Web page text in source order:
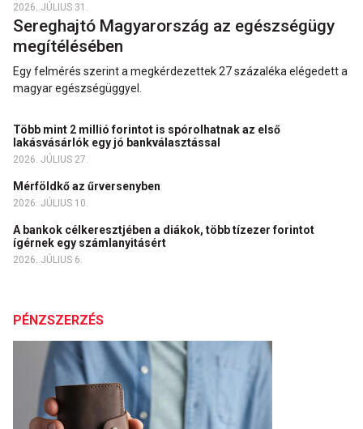
2026. JÚLIUS 31.
Sereghajtó Magyarország az egészségügy
megítélésében
Egy felmérés szerint a megkérdezettek 27 százaléka elégedett a
magyar egészségüggyel.
Több mint 2 millió forintot is spórolhatnak az első
lakásvásárlók egy jó bankválasztással
2026. JÚLIUS 27.
Mérföldkő az űrversenyben
2026. JÚLIUS 10.
A bankok célkeresztjében a diákok, több tízezer forintot
ígérnek egy számlanyitásért
2026. JÚLIUS 6.
PÉNZSZERZÉS